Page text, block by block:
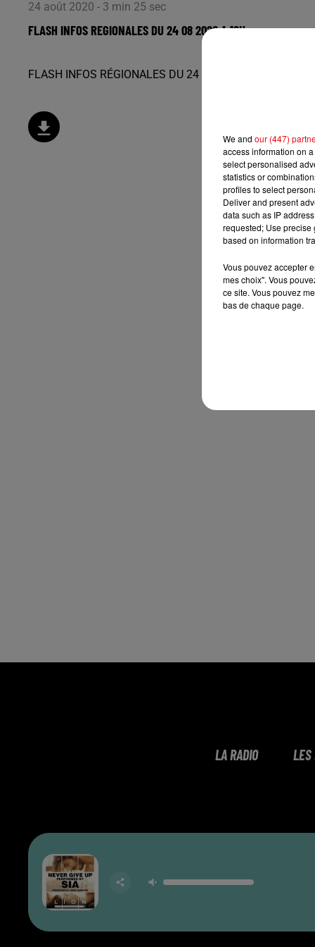
24 août 2020 - 3 min 25 sec
FLASH INFOS REGIONALES DU 24 08 2020 A 18H
FLASH INFOS RÉGIONALES DU 24 08 2020 À 18H
LA RADIO LES
We and our (447)
access information on
select personalised
statistics or
profiles to select
Deliver and present
data such as IP
requested; Use precise
based on information
Vous pouvez accepter
mes choix". Vous
ce site. Vous pouvez
bas de chaque page.